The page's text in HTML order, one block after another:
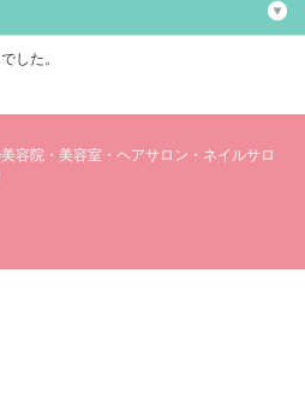
した。
容院・美容室・ヘアサロン・ネイルサロ